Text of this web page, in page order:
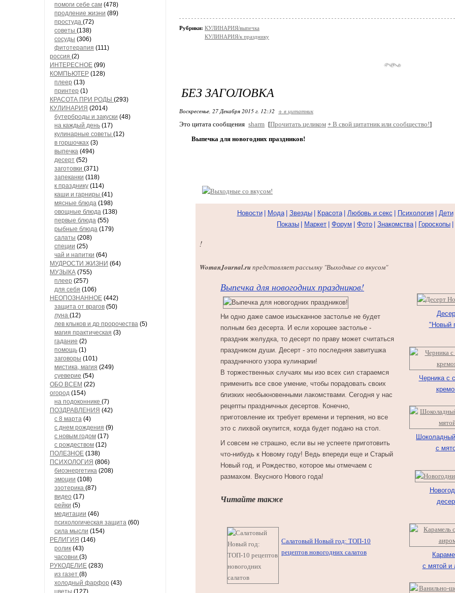
помоги себе сам (478)
продление жиэни (89)
простуда (72)
советы (138)
сосуды (306)
фитотерапия (111)
россия (2)
ИНТЕРЕСНОЕ (99)
КОМПЬЮТЕР (128)
плеер (13)
принтер (1)
КРАСОТА ПРИ РОДЫ (293)
КУЛИНАРИЯ (2014)
бутерброды и закуски (48)
на каждый день (17)
кулинарные советы (12)
в горшочках (3)
выпечка (494)
десерт (52)
заготовки (371)
запеканки (118)
к празднику (114)
каши и гарниры (41)
мясные блюда (198)
овощные блюда (138)
первые блюда (55)
рыбные блюда (179)
салаты (208)
специи (25)
чай и напитки (64)
МУДРОСТИ ЖИЗНИ (64)
МУЗЫКА (755)
плеер (257)
для себя (106)
НЕОПОЗНАННОЕ (442)
защита от врагов (50)
луна (12)
лев клыков и др пророчества (5)
магия практическая (3)
гадание (2)
помощь (1)
заговоры (101)
мистика, магия (249)
суеверие (54)
ОБО ВСЕМ (22)
огород (154)
на подоконнике (7)
ПОЗДРАВЛЕНИЯ (42)
с 8 марта (4)
с днем рождения (9)
с новым годом (17)
с рождеством (12)
ПОЛЕЗНОЕ (138)
ПСИХОЛОГИЯ (806)
биоэнергетика (208)
эмоции (108)
эзотерика (87)
видео (17)
рейки (5)
медитации (46)
психологическая защита (60)
сила мысли (154)
РЕЛИГИЯ (146)
ролик (43)
часовни (3)
РУКОДЕЛИЕ (283)
из газет (8)
холодный фарфор (43)
цветы (127)
Рубрики: КУЛИНАРИЯ/выпечка
КУЛИНАРИЯ/к празднику
БЕЗ ЗАГОЛОВКА
Воскресенье, 27 Декабря 2015 г. 12:32 + в цитатник
Это цитата сообщения sharm [Прочитать целиком + В свой цитатник или сообщество!]
Выпечка для новогодних праздников!
Новости Мода Звезды Красота Любовь и секс Психология Дети
Показы
Маркет Форум Фото Знакомства Гороскопы
!
WomanJournal.ruпредставляет рассылку "Выходные со вкусом"
Выпечка для новогодних праздников!
Ни одно даже самое изысканное застолье не будет
полным без десерта. И если хорошее застолье -
праздник желудка, то десерт по праву может считаться
праздником души. Десерт - это последняя завитушка
праздничного узора кулинарии!
В торжественных случаях мы изо всех сил стараемся
применить все свое умение, чтобы порадовать своих
близких необыкновенными лакомствами. Сегодня у нас
рецепты праздничных десертов. Конечно,
приготовление их требует времени и терпения, но все
это с лихвой окупится, когда будет подано на стол.
И совсем не страшно, если вы не успеете приготовить
что-нибудь к Новому году! Ведь впереди еще и Старый
Новый год, и Рождество, которое мы отмечаем с
размахом. Вкусного Нового года!
Читайте также
Салатовый Новый год: ТОП-10
рецептов новогодних салатов
"Новый
Черника с
с
с мятой и